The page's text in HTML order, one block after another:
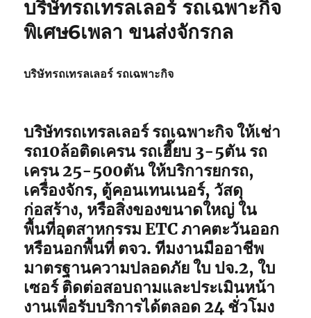
ของ
3-
5ตัน
บริษัทรถเทรลเลอร์ รถเฉพาะกิจ
พิเศษ6เพลา ขนส่งจักรกล
บริษัทรถเทรลเลอร์ รถเฉพาะกิจ
บริษัทรถเทรลเลอร์ รถเฉพาะกิจ ให้เช่า
รถ10ล้อติดเครน รถเฮี๊ยบ 3-5ตัน รถ
เครน 25-500ตัน ให้บริการยกรถ,
เครื่องจักร, ตู้คอนเทนเนอร์, วัสดุ
ก่อสร้าง, หรือสิ่งของขนาดใหญ่ ใน
พื้นที่อุตสาหกรรม ETC ภาคตะวันออก
หรือนอกพื้นที่ ตจว. ทีมงานมืออาชีพ
มาตรฐานความปลอดภัย ใบ ปจ.2, ใบ
เซอร์ ติดต่อสอบถามและประเมินหน้า
งานเพื่อรับบริการได้ตลอด 24 ชั่วโมง